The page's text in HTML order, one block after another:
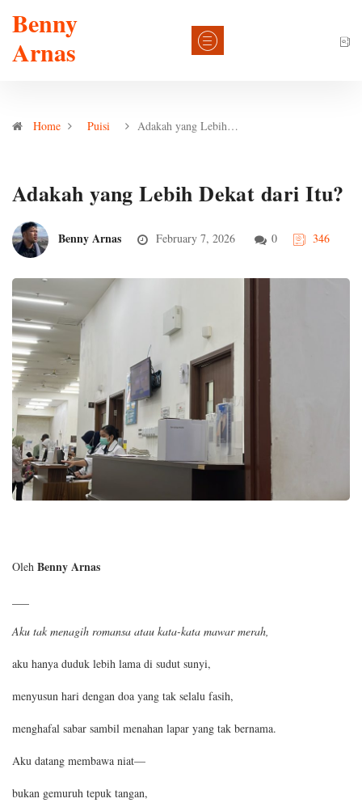
Benny
Arnas
Home Puisi Adakah yang Lebih…
Adakah yang Lebih Dekat dari Itu?
Benny Arnas February 7, 2026 0 346
Oleh Benny Arnas
Aku tak menagih romansa atau kata-kata mawar merah,
aku hanya duduk lebih lama di sudut sunyi,
menyusun hari dengan doa yang tak selalu fasih,
menghafal sabar sambil menahan lapar yang tak bernama.
Aku datang membawa niat—
bukan gemuruh tepuk tangan,